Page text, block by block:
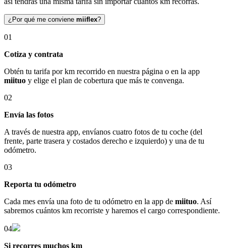
¿Por qué me conviene miiflex?
01
Cotiza y contrata
Obtén tu tarifa por km recorrido en nuestra página o en la app
miituo y elige el plan de cobertura que más te convenga.
02
Envía las fotos
A través de nuestra app, envíanos cuatro fotos de tu coche (del
frente, parte trasera y costados derecho e izquierdo) y una de tu
odómetro.
03
Reporta tu odómetro
Cada mes envía una foto de tu odómetro en la app de miituo. Así
sabremos cuántos km recorriste y haremos el cargo correspondiente.
04
Si recorres muchos km